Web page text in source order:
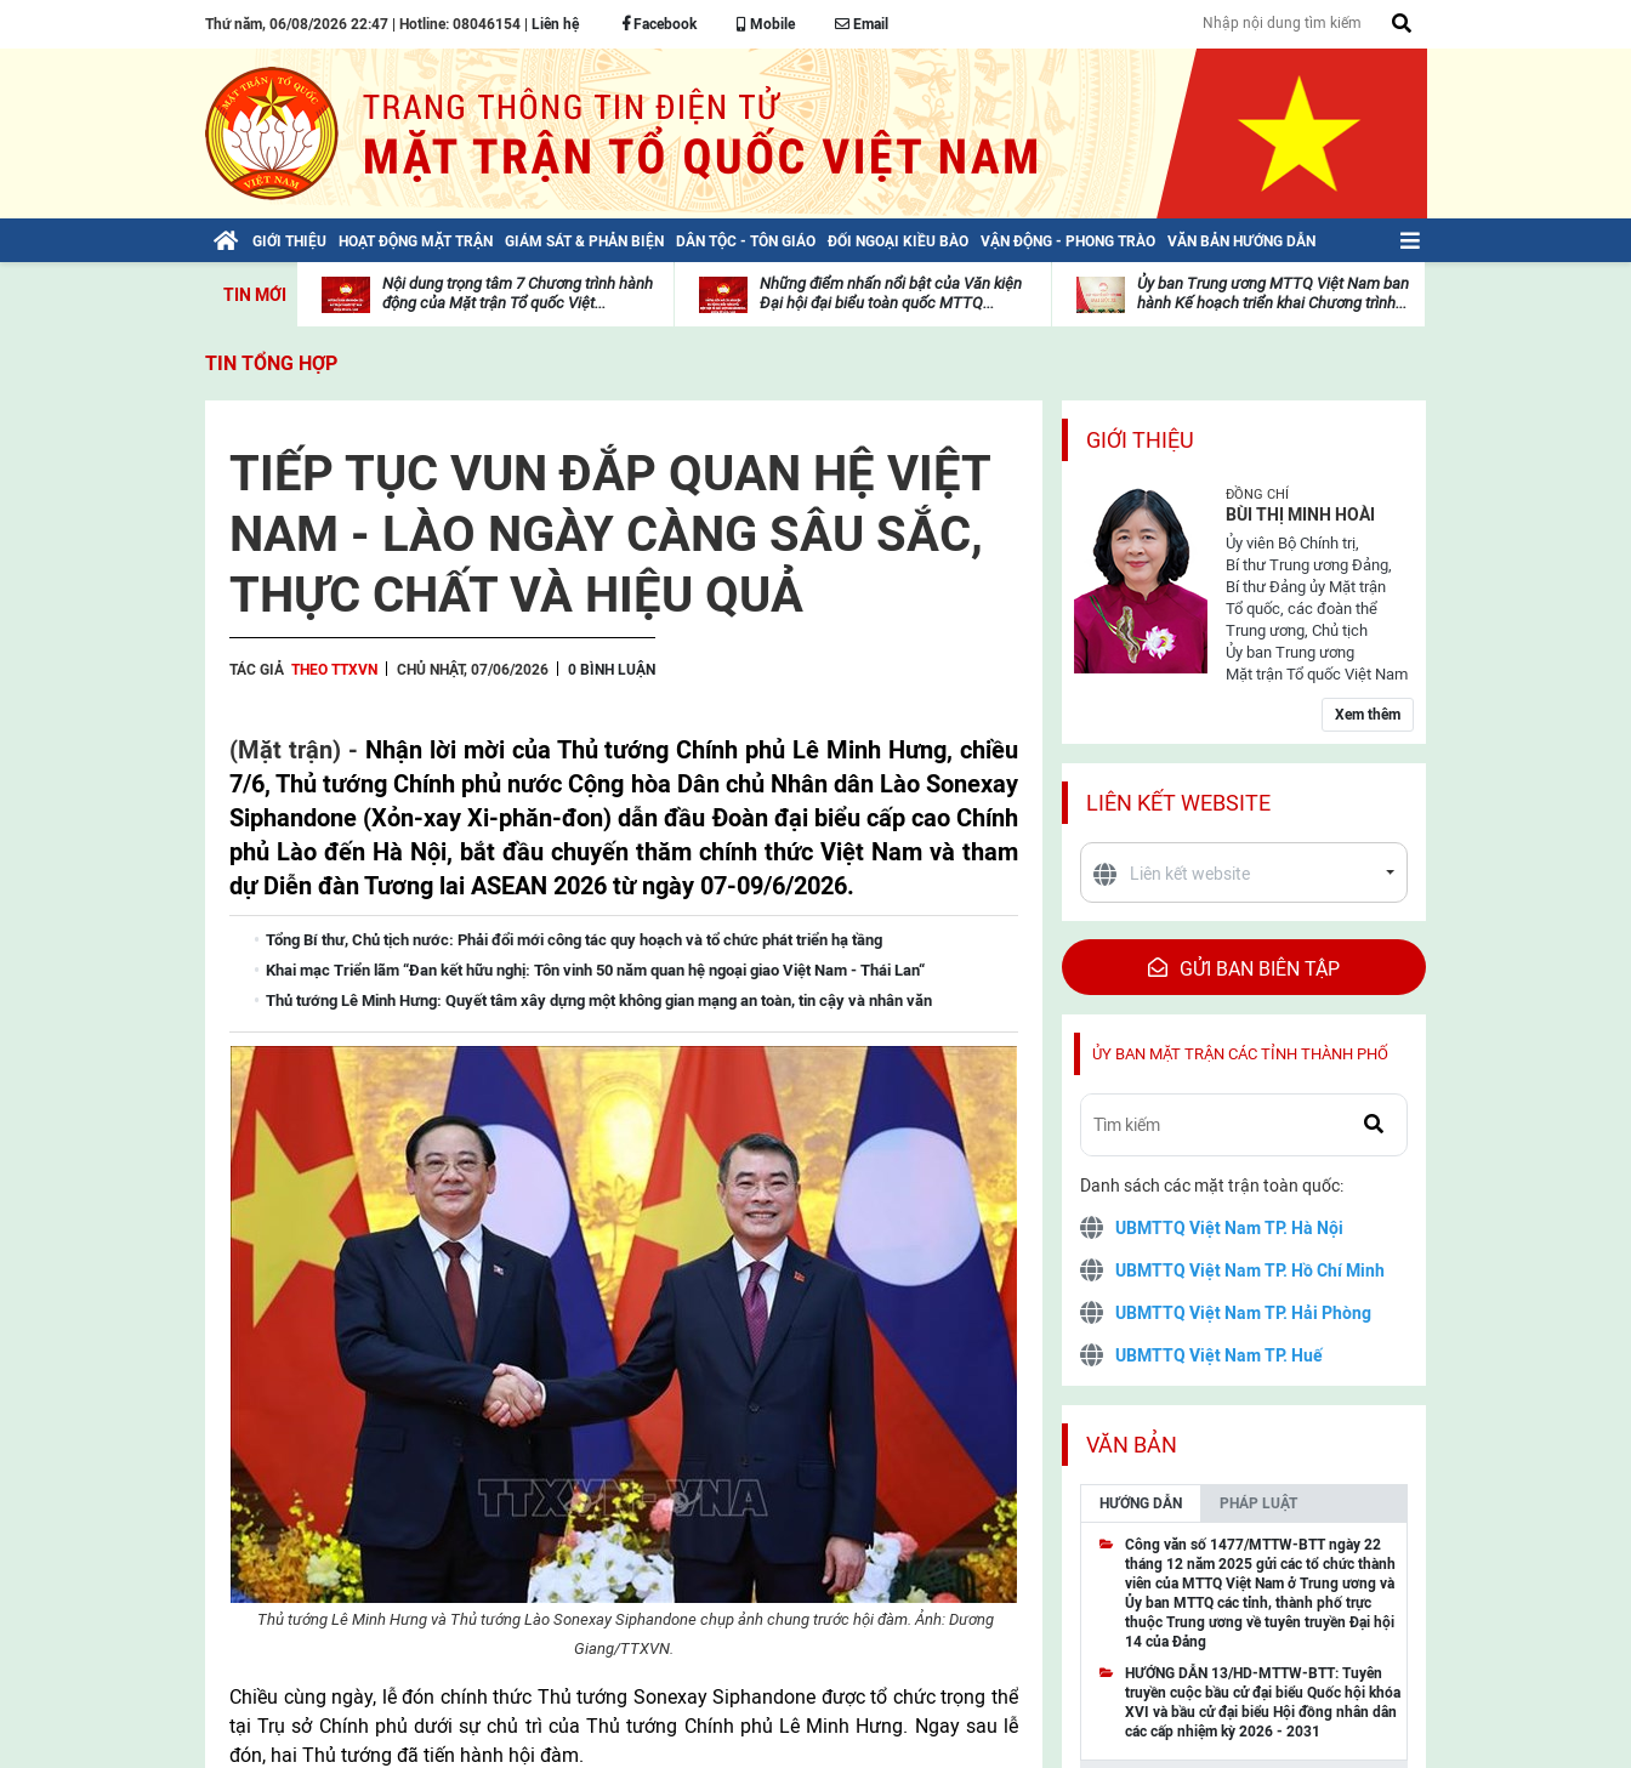
Thứ năm, 06/08/2026 22:47 | Hotline: 08046154 | Liên hệ Facebook Mobile Email
GIỚI THIỆU HOẠT ĐỘNG MẶT TRẬN GIÁM SÁT & PHẢN BIỆN DÂN TỘC - TÔN GIÁO ĐỐI NGOẠI KIỀU BÀO VẬN ĐỘNG - PHONG TRÀO VĂN BẢN HƯỚNG DẪN
TIN MỚI
Bài viết của Tổng Bí thư Tô Lâm: TIẾN
viện
Nội dung trọng tâm 7 Chương trình hành
động của Mặt trận Tổ quốc Việt...
Những điểm nhấn nổi bật của Văn kiện
Đại hội đại biểu toàn quốc MTTQ...
mặt
trận
Ủy ban Trung ương MTTQ Việt Nam ban
hành Kế hoạch triển khai Chương trình...
TIN TỔNG HỢP
TIẾP TỤC VUN ĐẮP QUAN HỆ VIỆT
NAM - LÀO NGÀY CÀNG SÂU SẮC,
THỰC CHẤT VÀ HIỆU QUẢ
TÁC GIẢ THEO TTXVN CHỦ NHẬT, 07/06/2026 0 BÌNH LUẬN
(Mặt trận) - Nhận lời mời của Thủ tướng Chính phủ Lê Minh Hưng, chiều
7/6, Thủ tướng Chính phủ nước Cộng hòa Dân chủ Nhân dân Lào Sonexay
Siphandone (Xỏn-xay Xi-phăn-đon) dẫn đầu Đoàn đại biểu cấp cao Chính
phủ Lào đến Hà Nội, bắt đầu chuyến thăm chính thức Việt Nam và tham
dự Diễn đàn Tương lai ASEAN 2026 từ ngày 07-09/6/2026.
Tổng Bí thư, Chủ tịch nước: Phải đổi mới công tác quy hoạch và tổ chức phát triển hạ tầng
Khai mạc Triển lãm “Đan kết hữu nghị: Tôn vinh 50 năm quan hệ ngoại giao Việt Nam - Thái Lan“
Thủ tướng Lê Minh Hưng: Quyết tâm xây dựng một không gian mạng an toàn, tin cậy và nhân văn
Thủ tướng Lê Minh Hưng và Thủ tướng Lào Sonexay Siphandone chụp ảnh chung trước hội đàm. Ảnh: Dương
Giang/TTXVN.
Chiều cùng ngày, lễ đón chính thức Thủ tướng Sonexay Siphandone được tổ chức trọng thể
tại Trụ sở Chính phủ dưới sự chủ trì của Thủ tướng Chính phủ Lê Minh Hưng. Ngay sau lễ
đón, hai Thủ tướng đã tiến hành hội đàm.
GIỚI THIỆU
ĐỒNG CHÍ
BÙI THỊ MINH HOÀI
Ủy viên Bộ Chính trị,
Bí thư Trung ương Đảng,
Bí thư Đảng ủy Mặt trận
Tổ quốc, các đoàn thể
Trung ương, Chủ tịch
Ủy ban Trung ương
Mặt trận Tổ quốc Việt Nam
Xem thêm
LIÊN KẾT WEBSITE
GỬI BAN BIÊN TẬP
ỦY BAN MẶT TRẬN CÁC TỈNH THÀNH PHỐ
Danh sách các mặt trận toàn quốc:
UBMTTQ Việt Nam TP. Hà Nội
UBMTTQ Việt Nam TP. Hồ Chí Minh
UBMTTQ Việt Nam TP. Hải Phòng
UBMTTQ Việt Nam TP. Huế
UBMTTQ Việt Nam TP. Cần Thơ
UBMTTQ Việt Nam tỉnh Quảng Ninh
UBMTTQ Việt Nam tỉnh Cao Bằng
UBMTTQ Việt Nam tỉnh Lạng Sơn
UBMTTQ Việt Nam tỉnh Lai Châu
UBMTTQ Việt Nam tỉnh Điện Biên
UBMTTQ Việt Nam tỉnh Sơn La
UBMTTQ Việt Nam tỉnh Thanh Hóa
VĂN BẢN
HƯỚNG DẪN PHÁP LUẬT
Công văn số 1477/MTTW-BTT ngày 22
tháng 12 năm 2025 gửi các tổ chức thành
viên của MTTQ Việt Nam ở Trung ương và
Ủy ban MTTQ các tỉnh, thành phố trực
thuộc Trung ương về tuyên truyền Đại hội
14 của Đảng
HƯỚNG DẪN 13/HD-MTTW-BTT: Tuyên
truyền cuộc bầu cử đại biểu Quốc hội khóa
XVI và bầu cử đại biểu Hội đồng nhân dân
các cấp nhiệm kỳ 2026 - 2031